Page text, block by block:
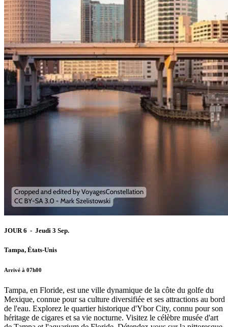
JOUR 6 - Jeudi 3 Sep.
Tampa, États-Unis
Arrivé à 07h00
Tampa, en Floride, est une ville dynamique de la côte du golfe du
Mexique, connue pour sa culture diversifiée et ses attractions au bord
de l'eau. Explorez le quartier historique d'Ybor City, connu pour son
héritage de cigares et sa vie nocturne. Visitez le célèbre musée d'art